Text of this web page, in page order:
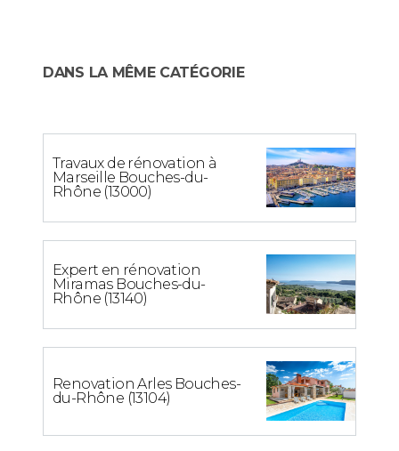
DANS LA MÊME CATÉGORIE
Travaux de rénovation à
Marseille Bouches-du-
Rhône (13000)
Expert en rénovation
Miramas Bouches-du-
Rhône (13140)
Renovation Arles Bouches-
du-Rhône (13104)